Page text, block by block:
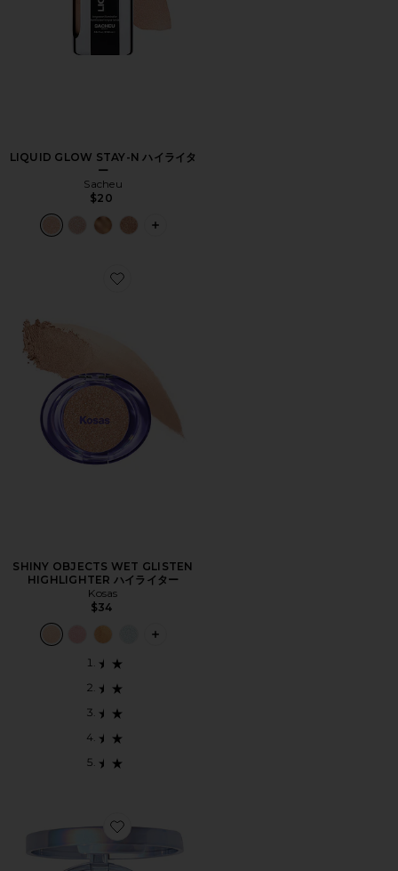
LIQUID GLOW STAY-N ハイライタ
ー
Sacheu
$20
PLUS ICON TO SEE MORE OPTIONS
Favorite SHINY OBJECTS WET GLISTEN
SHINY OBJECTS WET GLISTEN
HIGHLIGHTER ハイライター
Kosas
$34
PLUS ICON TO SEE MORE OPTIONS
Favorite ETHEREAL GLOW BALM ハイライター